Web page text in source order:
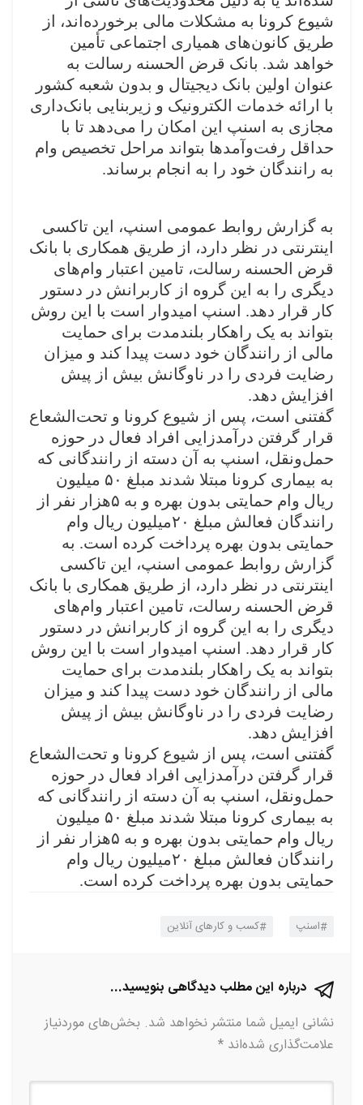
شیوع کرونا به مشکلات مالی برخورده‌اند، از
طریق کانون‌های همیاری اجتماعی تأمین
خواهد شد. بانک قرض الحسنه رسالت به
عنوان اولین بانک دیجیتال و بدون شعبه کشور
با ارائه خدمات الکترونیک و زیربنایی بانک‌داری
مجازی به اسنپ این امکان را می‌دهد تا با
حداقل رفت‌وآمدها بتواند مراحل تخصیص وام
به رانندگان خود را به انجام برساند.
به گزارش روابط عمومی اسنپ، این تاکسی
اینترنتی در نظر دارد، از طریق همکاری با بانک
قرض الحسنه رسالت، تامین اعتبار وام‌های
دیگری را به این گروه از کاربرانش در دستور
کار قرار دهد. اسنپ امیدوار است با این روش
بتواند به یک راهکار بلندمدت برای حمایت
مالی از رانندگان خود دست پیدا کند و میزان
رضایت‌ فردی را در ناوگانش بیش از پیش
افزایش دهد.
گفتنی است، پس از شیوع کرونا و تحت‌الشعاع
قرار گرفتن درآمدزایی افراد فعال در حوزه
حمل‌ونقل، اسنپ به آن دسته از رانندگانی که
به بیماری کرونا مبتلا شدند مبلغ ۵۰ میلیون
ریال وام حمایتی بدون بهره و به ۵هزار نفر از
رانندگان فعالش مبلغ ۲۰میلیون‌ ریال وام
حمایتی بدون بهره پرداخت کرده است. به
گزارش روابط عمومی اسنپ، این تاکسی
اینترنتی در نظر دارد، از طریق همکاری با بانک
قرض الحسنه رسالت، تامین اعتبار وام‌های
دیگری را به این گروه از کاربرانش در دستور
کار قرار دهد. اسنپ امیدوار است با این روش
بتواند به یک راهکار بلندمدت برای حمایت
مالی از رانندگان خود دست پیدا کند و میزان
رضایت‌ فردی را در ناوگانش بیش از پیش
افزایش دهد.
گفتنی است، پس از شیوع کرونا و تحت‌الشعاع
قرار گرفتن درآمدزایی افراد فعال در حوزه
حمل‌ونقل، اسنپ به آن دسته از رانندگانی که
به بیماری کرونا مبتلا شدند مبلغ ۵۰ میلیون
ریال وام حمایتی بدون بهره و به ۵هزار نفر از
رانندگان فعالش مبلغ ۲۰میلیون‌ ریال وام
حمایتی بدون بهره پرداخت کرده است.
اسنپ کسب و کارهای آنلاین
درباره این مطلب دیدگاهی بنویسید...
نشانی ایمیل شما منتشر نخواهد شد. بخش‌های موردنیاز
علامت‌گذاری شده‌اند *